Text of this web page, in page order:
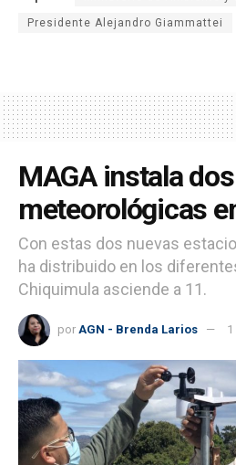
Presidente Alejandro Giammattei
MAGA instala
meteorológicas
Con estas dos nuevas
ha distribuido en los
Chiquimula asciende a 11.
por AGN - Brenda Larios